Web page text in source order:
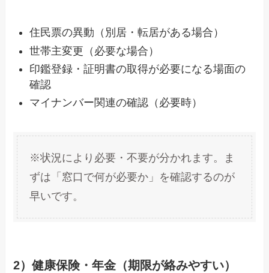
住民票の異動（別居・転居がある場合）
世帯主変更（必要な場合）
印鑑登録・証明書の取得が必要になる場面の
確認
マイナンバー関連の確認（必要時）
※状況により必要・不要が分かれます。ま
ずは「窓口で何が必要か」を確認するのが
早いです。
2）健康保険・年金（期限が絡みやすい）